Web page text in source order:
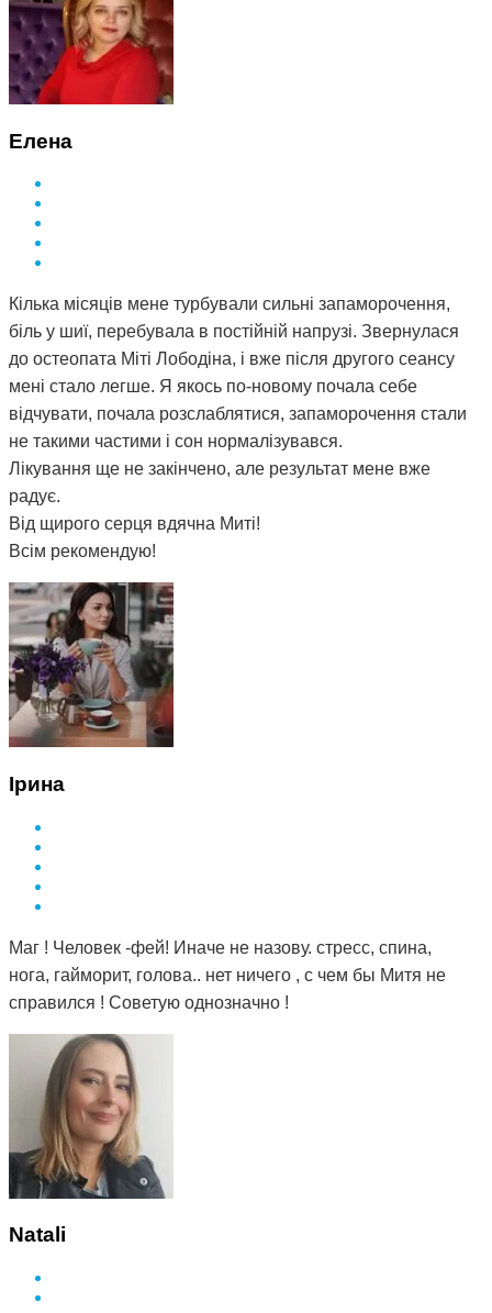
Елена
Кілька місяців мене турбували сильні запаморочення,
біль у шиї, перебувала в постійній напрузі. Звернулася
до остеопата Міті Лободіна, і вже після другого сеансу
мені стало легше. Я якось по-новому почала себе
відчувати, почала розслаблятися, запаморочення стали
не такими частими і сон нормалізувався.
Лікування ще не закінчено, але результат мене вже
радує.
Від щирого серця вдячна Миті!
Всім рекомендую!
Ірина
Маг ! Человек -фей! Иначе не назову. стресс, спина,
нога, гайморит, голова.. нет ничего , с чем бы Митя не
справился ! Советую однозначно !
Natali